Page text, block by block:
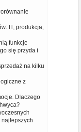
IT, produkcja,
funkcje
się przyda i
na kilku
z
Dlaczego